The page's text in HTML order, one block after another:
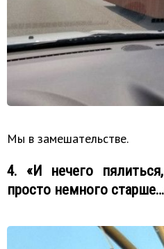
Мы в замешательстве.
4. «И нечего
просто немного